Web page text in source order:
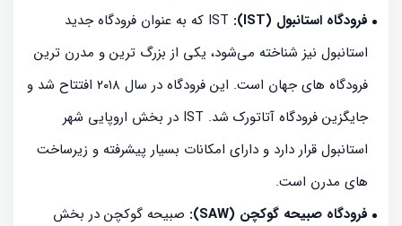
فرودگاه استانبول (IST):
IST که به عنوان فرودگاه جدید
استانبول نیز شناخته می‌شود، یکی از بزرگ ترین و مدرن ترین
فرودگاه های جهان است. این فرودگاه در سال ۲۰۱۸ افتتاح شد و
جایگزین فرودگاه آتاتورک شد. IST در بخش اروپایی شهر
استانبول قرار دارد و دارای امکانات بسیار پیشرفته و زیرساخت
های مدرن است.
فرودگاه صبیحه گوکچن (SAW):
صبیحه گوکچن در بخش